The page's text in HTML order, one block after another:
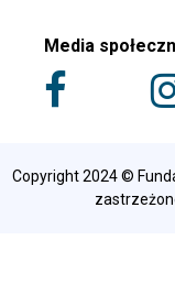
Media
Copyright 2024 ©